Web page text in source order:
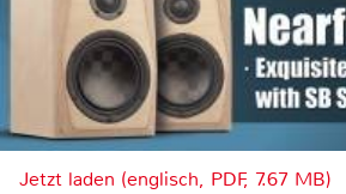
Jetzt laden (englisch, PDF, 7.67 MB)